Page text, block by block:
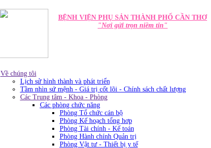
BỆNH VIỆN PHỤ SẢN THÀNH PHỐ CẦN THƠ
"Nơi gửi trọn niềm tin"
Về chúng tôi
Lịch sử hình thành và phát triển
Tầm nhìn sứ mệnh - Giá trị cốt lõi - Chính sách chất lượng
Các Trung tâm - Khoa - Phòng
Các phòng chức năng
Phòng Tổ chức cán bộ
Phòng Kế hoạch tổng hơp
Phòng Tài chính - Kế toán
Phòng Hành chính Quản trị
Phòng Vật tư - Thiết bị y tế